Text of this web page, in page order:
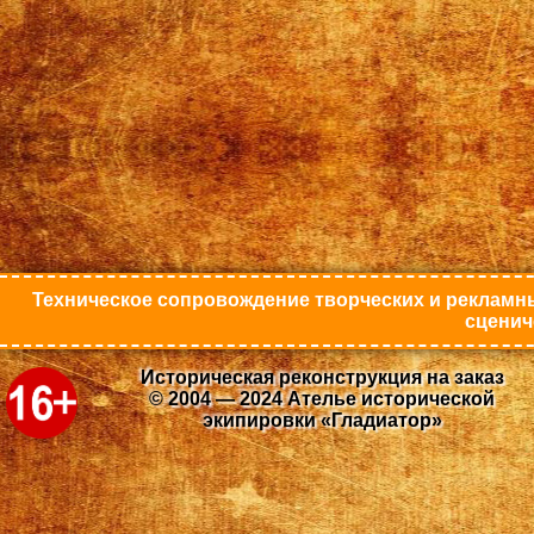
Техническое сопровождение творческих и
Историческая реконструкция на заказ
© 2004 — 2024 Ателье исторической
экипировки «Гладиатор»